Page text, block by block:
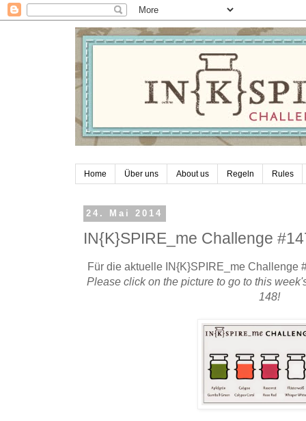
Home Über uns About us Regeln Rules
24. Mai 2014
IN{K}SPIRE_me Challenge
Für die aktuelle IN{K}SPIRE_me Challenge
Please click on the picture to go to this
148!